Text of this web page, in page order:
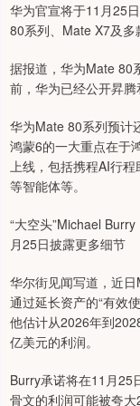
华为官宣将于11月25
80系列、Mate X7及多
据报道，华为Mate 80
前，华为已经公开昇腾
华为Mate 80系列预计
鸿蒙6的一大重点在于
上线，包括携程AI行
等智能体等。
“大空头”Michael
月25日披露更多细节
华尔街见闻写道，近
通过延长资产的“有效
他估计从2026年到
亿美元的利润。
Burry承诺将在11月25
骨文的利润可能被夸大